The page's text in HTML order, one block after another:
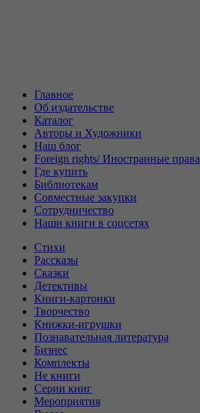
Главное
Об издательстве
Каталог
Авторы и Художники
Наш блог
Foreign rights/ Иностранные права
Где купить
Библиотекам
Совместные закупки
Сотрудничество
Наши книги в соцсетях
Стихи
Рассказы
Сказки
Детективы
Книги-картонки
Творчество
Книжки-игрушки
Познавательная литература
Бизнес
Комплекты
Не книги
Серии книг
Мероприятия